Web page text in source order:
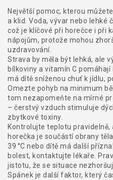
Největší pomoc, kterou
a klid. Voda, vývar nebo lehké
což je klíčové při horečce i při
nápojům, protože mohou
uzdravování.
Strava by měla být lehká, ale
bílkoviny a vitamín C
má dítě sníženou chuť k jídlu,
Omezte pohyb na minimum
tom nezapomeňte na mírné
– čerstvý vzduch stimuluje
zbytkové toxiny.
Kontrolujte teplotu
horečka je součástí obrany
39 °C nebo dítě má další
bolest, kontaktujte lékaře.
jistotu, že se situace
Spánek je další faktor, který